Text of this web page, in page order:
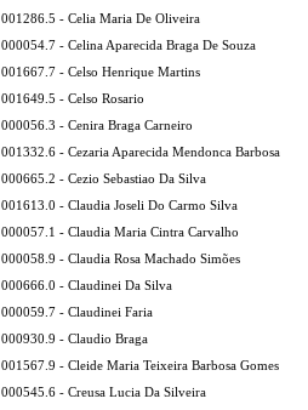
001286.5 - Celia Maria De Oliveira
000054.7 - Celina Aparecida Braga De Souza
001667.7 - Celso Henrique Martins
001649.5 - Celso Rosario
000056.3 - Cenira Braga Carneiro
001332.6 - Cezaria Aparecida Mendonca Barbosa
000665.2 - Cezio Sebastiao Da Silva
001613.0 - Claudia Joseli Do Carmo Silva
000057.1 - Claudia Maria Cintra Carvalho
000058.9 - Claudia Rosa Machado Simões
000666.0 - Claudinei Da Silva
000059.7 - Claudinei Faria
000930.9 - Claudio Braga
001567.9 - Cleide Maria Teixeira Barbosa Gomes
000545.6 - Creusa Lucia Da Silveira